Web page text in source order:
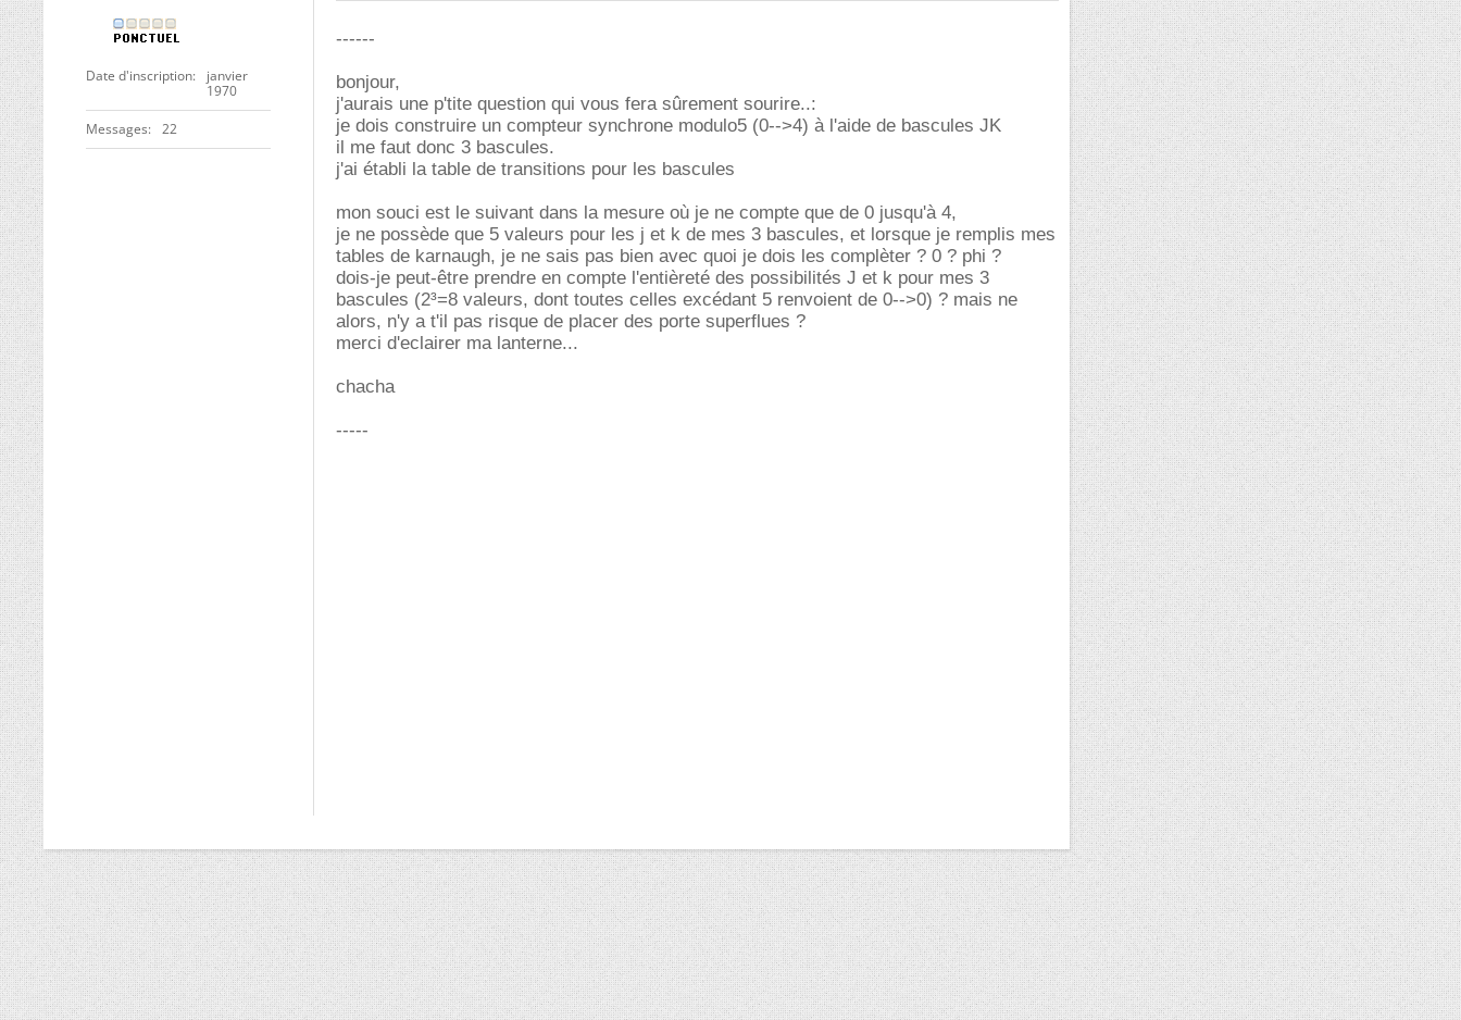
Date d'inscription
janvier
1970
Messages 22
------
bonjour,
j'aurais une p'tite question qui vous fera sûrement sourire..:
je dois construire un compteur synchrone modulo5 (0-->4) à l'aide de bascules JK
il me faut donc 3 bascules.
j'ai établi la table de transitions pour les bascules
mon souci est le suivant dans la mesure où je ne compte que de 0 jusqu'à 4,
je ne possède que 5 valeurs pour les j et k de mes 3 bascules, et lorsque je remplis mes
tables de karnaugh, je ne sais pas bien avec quoi je dois les complèter ? 0 ? phi ?
dois-je peut-être prendre en compte l'entièreté des possibilités J et k pour mes 3
bascules (2³=8 valeurs, dont toutes celles excédant 5 renvoient de 0-->0) ? mais ne
alors, n'y a t'il pas risque de placer des porte superflues ?
merci d'eclairer ma lanterne...
chacha
-----